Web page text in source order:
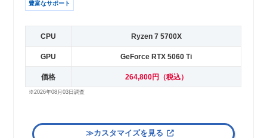
豊富なサポート
CPU Ryzen 7 5700X
GPU GeForce RTX 5060 Ti
価格 264,800円（税込）
※2026年08月03日調査
≫カスタマイズを見る